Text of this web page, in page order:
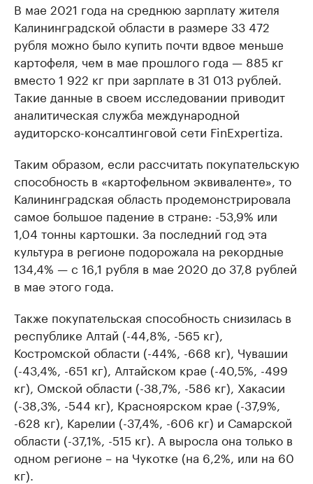
В мае 2021 года на среднюю зарплату жителя
Калининградской области в размере 33 472
рубля можно было купить почти вдвое меньше
картофеля, чем в мае прошлого года — 885 кг
вместо 1 922 кг при зарплате в 31 013 рублей.
Такие данные в своем исследовании приводит
аналитическая служба международной
аудиторско-консалтинговой сети FinExpertiza.
Таким образом, если рассчитать покупательскую
способность в «картофельном эквиваленте», то
Калининградская область продемонстрировала
самое большое падение в стране: -53,9% или
1,04 тонны картошки. За последний год эта
культура в регионе подорожала на рекордные
134,4% — с 16,1 рубля в мае 2020 до 37,8 рублей
в мае этого года.
Также покупательская способность снизилась в
республике Алтай (-44,8%, -565 кг),
Костромской области (-44%, -668 кг), Чувашии
(-43,4%, -651 кг), Алтайском крае (-40,5%, -499
кг), Омской области (-38,7%, -586 кг), Хакасии
(-38,3%, -544 кг), Красноярском крае (-37,9%,
-628 кг), Карелии (-37,4%, -606 кг) и Самарской
области (-37,1%, -515 кг). А выросла она только в
одном регионе – на Чукотке (на 6,2%, или на 60
кг).